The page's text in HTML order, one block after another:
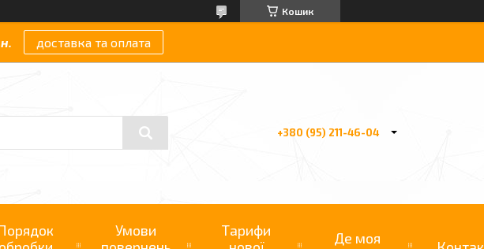
Кошик
доставка та оплата
+380 (95) 211-46-04
Умови
Тарифи
Де моя